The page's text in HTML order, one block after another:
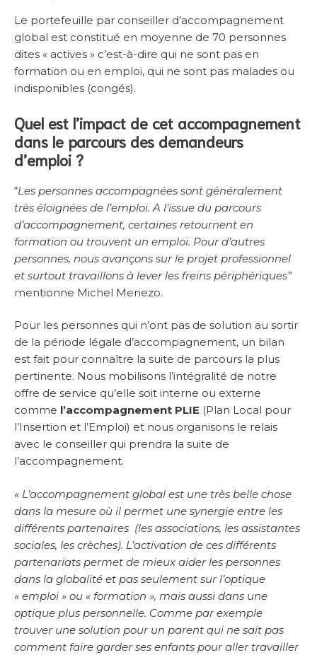
Le portefeuille par conseiller d’accompagnement
global est constitué en moyenne de 70 personnes
dites « actives » c’est-à-dire qui ne sont pas en
formation ou en emploi, qui ne sont pas malades ou
indisponibles (congés).
Quel est l’impact de cet accompagnement
dans le parcours des demandeurs
d’emploi ?
“Les personnes accompagnées sont généralement
très éloignées de l’emploi. A l’issue du parcours
d’accompagnement, certaines retournent en
formation ou trouvent un emploi. Pour d’autres
personnes, nous avançons sur le projet professionnel
et surtout travaillons à lever les freins périphériques”
mentionne Michel Menezo.
Pour les personnes qui n’ont pas de solution au sortir
de la période légale d’accompagnement, un bilan
est fait pour connaître la suite de parcours la plus
pertinente. Nous mobilisons l’intégralité de notre
offre de service qu’elle soit interne ou externe
comme l’accompagnement PLIE (Plan Local pour
l’Insertion et l’Emploi) et nous organisons le relais
avec le conseiller qui prendra la suite de
l’accompagnement.
« L’accompagnement global est une très belle chose
dans la mesure où il permet une synergie entre les
différents partenaires (les associations, les assistantes
sociales, les crèches). L’activation de ces différents
partenariats permet de mieux aider les personnes
dans la globalité et pas seulement sur l’optique
« emploi » ou « formation », mais aussi dans une
optique plus personnelle. Comme par exemple
trouver une solution pour un parent qui ne sait pas
comment faire garder ses enfants pour aller travailler